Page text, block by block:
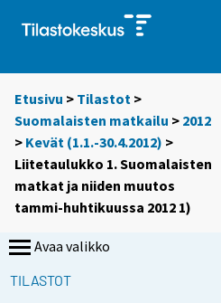
Etusivu > Tilastot >
Suomalaisten matkailu > 2012
> Kevät (1.1.-30.4.2012) >
Liitetaulukko 1. Suomalaisten
matkat ja niiden muutos
tammi-huhtikuussa 2012 1)
Avaa valikko
TILASTOT